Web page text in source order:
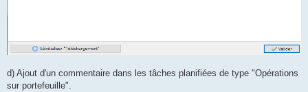
d) Ajout d'un commentaire dans les tâches planifiées de type "Opérations
sur portefeuille".